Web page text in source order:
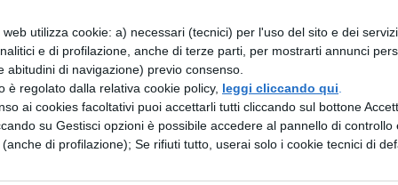
utilizza cookie: a) necessari (tecnici) per l'uso del sito e dei
e di profilazione, anche di terze parti, per mostrarti annunci
abitudini di navigazione) previo consenso.
è regolato dalla relativa cookie policy, leggi cliccando qui
ai cookies facoltativi puoi accettarli tutti cliccando sul bottone
su Gestisci opzioni è possibile accedere al pannello di controllo
di profilazione); Se rifiuti tutto, userai solo i cookie tecnici di
vecchiaia il fatto che essa non sente
piacere. Ignora i
libagioni; ignora dunque anche
in